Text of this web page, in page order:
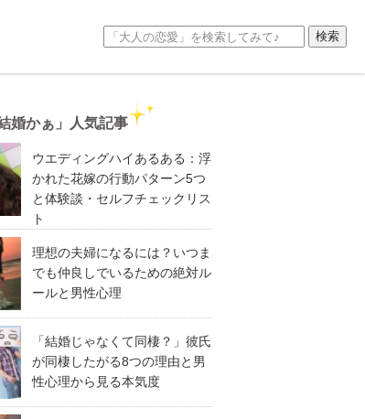
婚かぁ」人気記事
ウエディングハイあるある：浮
かれた花嫁の行動パターン5つ
と体験談・セルフチェックリス
ト
理想の夫婦になるには？いつま
でも仲良しでいるための絶対ル
ールと男性心理
「結婚じゃなくて同棲？」彼氏
が同棲したがる8つの理由と男
性心理から見る本気度